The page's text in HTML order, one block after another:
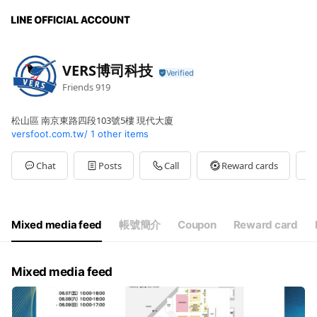
VERS博司科技
Friends919
松山區 南京東路四段103號5樓 現代大廈
versfoot.com.tw/ 1 other items
Chat Posts Call Reward cards
Mixed media feed 帳號簡介 Coupon Reward card
Mixed media feed